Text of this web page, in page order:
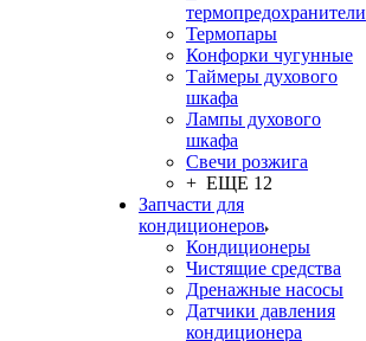
термопредохранители
Термопары
Конфорки чугунные
Таймеры духового
шкафа
Лампы духового
шкафа
Свечи розжига
+ ЕЩЕ 12
Запчасти для
кондиционеров
Кондиционеры
Чистящие средства
Дренажные насосы
Датчики давления
кондиционера